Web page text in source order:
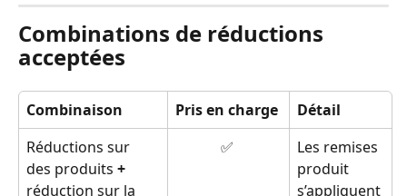
Combinations de réductions
acceptées
Combinaison Pris en charge
Détail
Réductions sur
des produits +
réduction sur la
✅
Les remises
produit
s’appliquent